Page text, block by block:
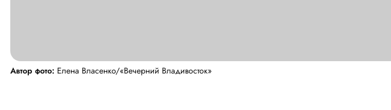
Автор фото: Елена Власенко/«Вечерний Владивосток»